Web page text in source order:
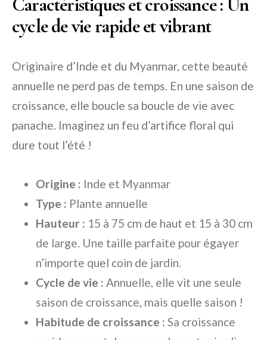
cycle de vie rapide et vibrant
Originaire d’Inde et du Myanmar, cette beauté
annuelle ne perd pas de temps. En une saison de
croissance, elle boucle sa boucle de vie avec
panache. Imaginez un feu d’artifice floral qui
dure tout l’été !
Origine : Inde et Myanmar
Type : Plante annuelle
Hauteur : 15 à 75 cm de haut et 15 à 30 cm
de large. Une taille parfaite pour égayer
n’importe quel coin de jardin.
Cycle de vie : Annuelle, elle vit une seule
saison de croissance, mais quelle saison !
Habitude de croissance : Sa croissance